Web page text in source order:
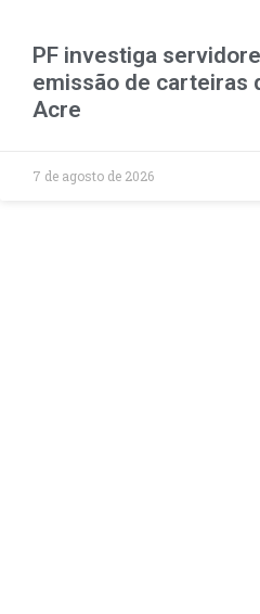
PF investiga
emissão de carteiras
Acre
7 de agosto de 2026